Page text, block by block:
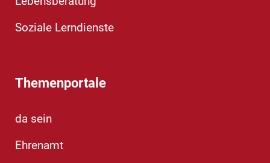
Soziale Lerndienste
Themenportale
da sein
Ehrenamt